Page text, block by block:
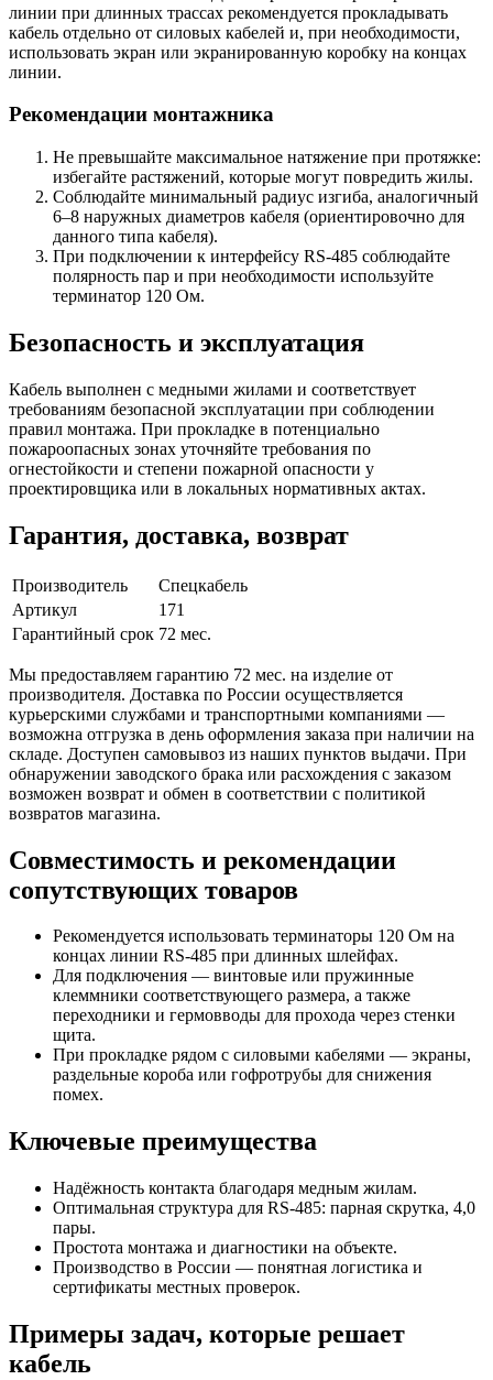
линии при длинных трассах рекомендуется прокладывать
кабель отдельно от силовых кабелей и, при необходимости,
использовать экран или экранированную коробку на концах
линии.
Рекомендации монтажника
Не превышайте максимальное натяжение при протяжке:
избегайте растяжений, которые могут повредить жилы.
Соблюдайте минимальный радиус изгиба, аналогичный
6–8 наружных диаметров кабеля (ориентировочно для
данного типа кабеля).
При подключении к интерфейсу RS-485 соблюдайте
полярность пар и при необходимости используйте
терминатор 120 Ом.
Безопасность и эксплуатация
Кабель выполнен с медными жилами и соответствует
требованиям безопасной эксплуатации при соблюдении
правил монтажа. При прокладке в потенциально
пожароопасных зонах уточняйте требования по
огнестойкости и степени пожарной опасности у
проектировщика или в локальных нормативных актах.
Гарантия, доставка, возврат
Производитель
Спецкабель
Артикул
171
Гарантийный срок 72 мес.
Мы предоставляем гарантию 72 мес. на изделие от
производителя. Доставка по России осуществляется
курьерскими службами и транспортными компаниями —
возможна отгрузка в день оформления заказа при наличии на
складе. Доступен самовывоз из наших пунктов выдачи. При
обнаружении заводского брака или расхождения с заказом
возможен возврат и обмен в соответствии с политикой
возвратов магазина.
Совместимость и рекомендации
сопутствующих товаров
Рекомендуется использовать терминаторы 120 Ом на
концах линии RS-485 при длинных шлейфах.
Для подключения — винтовые или пружинные
клеммники соответствующего размера, а также
переходники и гермовводы для прохода через стенки
щита.
При прокладке рядом с силовыми кабелями — экраны,
раздельные короба или гофротрубы для снижения
помех.
Ключевые преимущества
Надёжность контакта благодаря медным жилам.
Оптимальная структура для RS-485: парная скрутка, 4,0
пары.
Простота монтажа и диагностики на объекте.
Производство в России — понятная логистика и
сертификаты местных проверок.
Примеры задач, которые решает
кабель